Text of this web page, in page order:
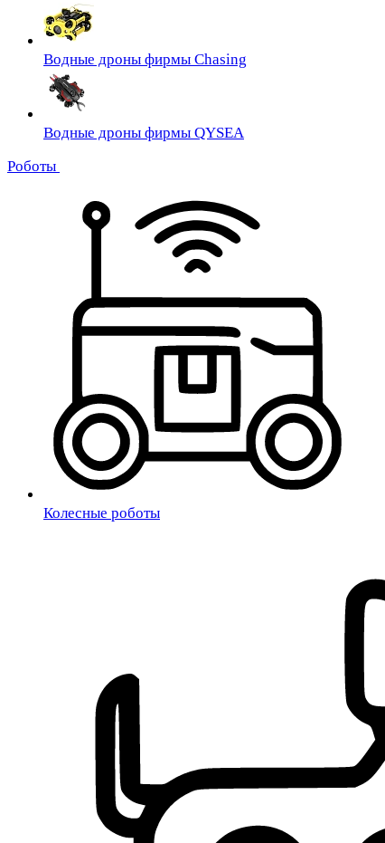
Водные дроны фирмы Chasing
Водные дроны фирмы QYSEA
Роботы
Колесные роботы